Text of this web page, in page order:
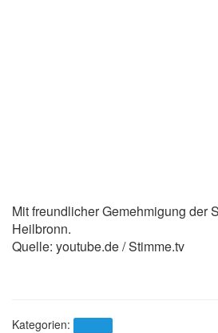
Mit freundlicher Gemehmigung der
Heilbronn.
Quelle: youtube.de / Stimme.tv
Kategorien: